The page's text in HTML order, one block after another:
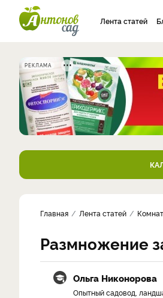
Лента статей
РЕКЛАМА
Главная Лента статей
Размножение
Ольга Никонорова
Опытный садовод,